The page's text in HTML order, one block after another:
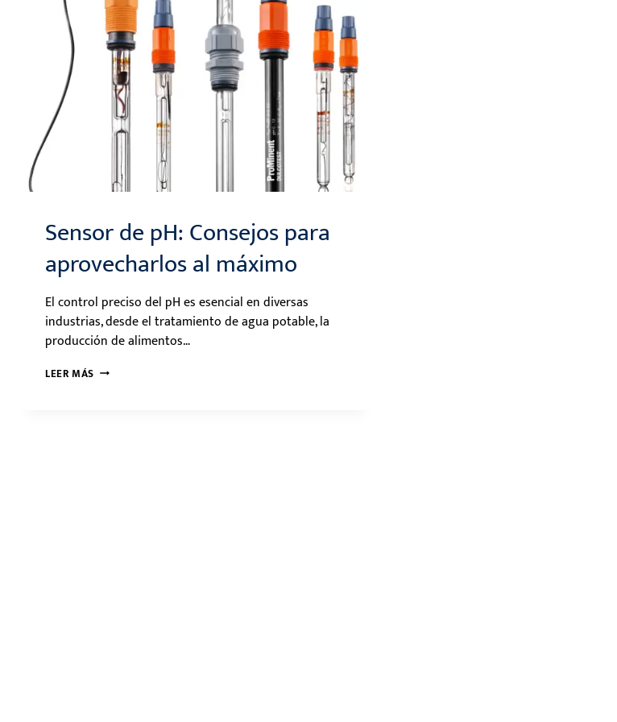
Sensor de pH: Consejos para
aprovecharlos al máximo
El control preciso del pH es esencial en diversas
industrias, desde el tratamiento de agua potable, la
producción de alimentos…
LEER MÁS SENSOR